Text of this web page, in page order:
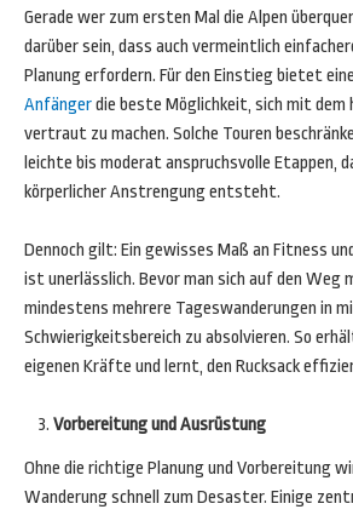
Gerade wer zum ersten Mal die Alpen
darüber sein, dass auch vermeintlich
Planung erfordern. Für den Einstieg bietet eine
Anfängerdie beste Möglichkeit, sich mit dem
vertraut zu machen. Solche Touren
leichte bis moderat anspruchsvolle Etappen,
körperlicher Anstrengung entsteht.
Dennoch gilt: Ein gewisses Maß an Fitness
ist unerlässlich. Bevor man sich auf den Weg
mindestens mehrere Tageswanderungen in
Schwierigkeitsbereich zu absolvieren. So
eigenen Kräfte und lernt, den Rucksack
Vorbereitung und Ausrüstung
Ohne die richtige Planung und Vorbereitung
Wanderung schnell zum Desaster. Einige